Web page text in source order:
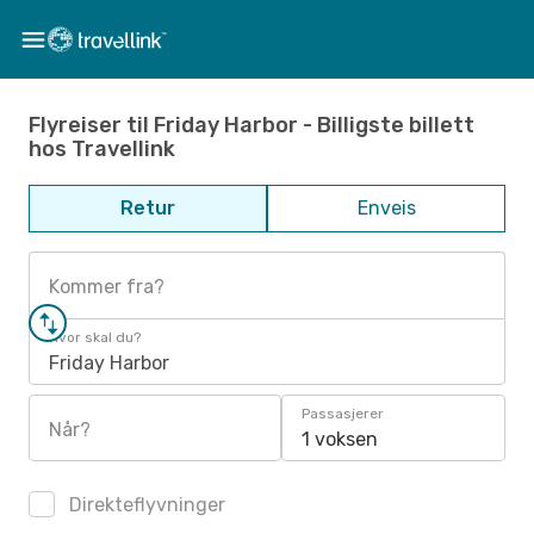
Flyreiser til Friday Harbor - Billigste billett
hos Travellink
Retur Enveis
Kommer fra?
Hvor skal du?
Friday Harbor
Når?
Passasjerer
1 voksen
Direkteflyvninger